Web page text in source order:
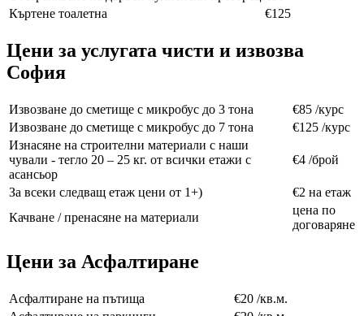
Къртене тоалетна
€125
Цени за услугата чисти и извозва
София
Извозване до сметище с микробус до 3 тона
€85 /курс
Извозване до сметище с микробус до 7 тона
€125 /курс
Изнасяне на строителни материали с наши
чували - тегло 20 – 25 кг. от всички етажи с
асансьор
€4 /брой
За всеки следващ етаж цени от 1+)
€2 на етаж
Качване / пренасяне на материали
цена по
договаряне
Цени за Асфалтиране
Асфалтиране на пътища
€20 /кв.м.